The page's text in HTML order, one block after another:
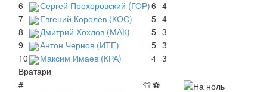
6
Сергей Прохоровский (ГОР)6 4
7
Евгений Королёв (КОС) 5 4
8
Дмитрий Хохлов (МАК) 5 3
9
Антон Чернов (ИТЕ) 5 3
10
Максим Имаев (КРА) 4 3
Вратари
#
👕⚽